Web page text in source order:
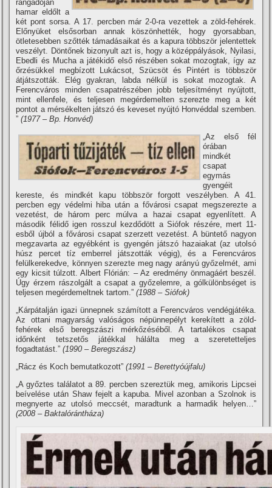
rangadóján
hamar eldőlt a
két pont sorsa. A 17. percben már 2-0-ra vezettek a zöld-fehérek.
Előnyüket elsősorban annak köszönhették, hogy gyorsabban,
ötletesebben szőtték támadásaikat és a kapura többször jelentettek
veszélyt. Döntőnek bizonyult azt is, hogy a középpályások, Nyilasi,
Ebedli és Mucha a játékidő első részében sokat mozogtak, í­gy az
őrzésükkel megbí­zott Lukácsot, Szücsöt és Pintért is többször
átjátszották. Elég gyakran, labda nélkül is sokat mozogtak. A
Ferencváros minden csapatrészében jobb teljesí­tményt nyújtott,
mint ellenfele, és teljesen megérdemelten szerezte meg a két
pontot a mérsékelten játszó és keveset nyújtó Honvéddal szemben.
”(1977 – Bp. Honvéd)
„Az első fél
órában
mindkét
csapat
egymás
gyengéit
kereste, és mindkét kapu többször forgott veszélyben. A 41.
percben egy védelmi hiba után a fővárosi csapat megszerezte a
vezetést, de három perc múlva a hazai csapat egyenlí­tett. A
második félidő igen rosszul kezdődött a Siófok részére, mert 11-
esből újból a fővárosi csapat szerzett vezetést. A büntető nagyon
megzavarta az egyébként is gyengén játszó hazaiakat (az utolsó
húsz percet tí­z emberrel játszották végig), és a Ferencváros
felülkerekedve, könnyen szerezte meg nagy arányú győzelmét, ami
egy kicsit túlzott. Albert Flórián: – Az eredmény önmagáért beszél.
Úgy érzem rászolgált a csapat a győzelemre, a gólkülönbséget is
teljesen megérdemeltnek tartom.”(1988 – Siófok)
„Kárpátalján igazi ünnepnek számí­tott a Ferencváros vendégjátéka.
Az ottani magyarság valóságos népünnepélyt kerekí­tett a zöld-
fehérek első beregszászi mérkőzéséből. A tartalékos csapat
időnként tetszetős játékkal hálálta meg a szeretetteljes
fogadtatást.”(1990 – Beregszász)
„Rácz és Koch bemutatkozott”(1991 – Berettyóújfalu)
„A győztes találatot a 89. percben szereztük meg, amikoris Lipcsei
beí­velése után Shaw fejelt a kapuba. Mivel azonban a Szolnok is
megnyerte az utolsó meccsét, maradtunk a harmadik helyen…”
(2008 – Baktalórántháza)